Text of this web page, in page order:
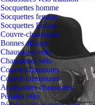
Socquettes homme
Socquettes femme
Socquettes Enfant
Couvre-chaussures
Bonnes affaires
Chaussures vélo
Chaussettes vélo
Couvre-chaussures
Couvre-chaussures
Accessoires chaussures
Pédales vélo